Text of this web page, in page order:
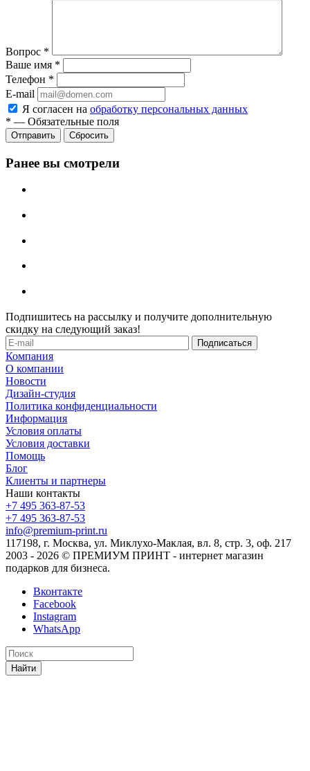
Вопрос *
Ваше имя *
Телефон *
E-mail
Я согласен на обработку персональных данных
* — Обязательные поля
Отправить Сбросить
Ранее вы смотрели
Подпишитесь на рассылку и получите дополнительную
скидку на следующий заказ!
Компания
О компании
Новости
Дизайн-студия
Политика конфиденциальности
Информация
Условия оплаты
Условия доставки
Помощь
Блог
Клиенты и партнеры
Наши контакты
+7 495 363-87-53
+7 495 363-87-53
info@premium-print.ru
117198, г. Москва, ул. Миклухо-Маклая, вл. 8, стр. 3, оф. 217
2003 - 2026 © ПРЕМИУМ ПРИНТ - интернет магазин
подарков для бизнеса.
Вконтакте
Facebook
Instagram
WhatsApp
Найти